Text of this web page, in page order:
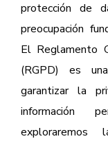
protección de
preocupación
El Reglamento
(RGPD) es
garantizar la
información
exploraremos